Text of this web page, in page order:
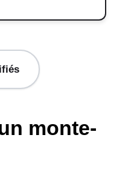
monte-